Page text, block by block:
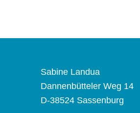
Sabine Landua
Dannenbütteler Weg 14
D-38524 Sassenburg